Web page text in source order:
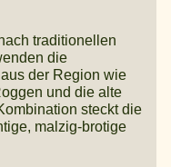
traditionellen
die
der Region wie
und die alte
steckt die
malzig-brotige